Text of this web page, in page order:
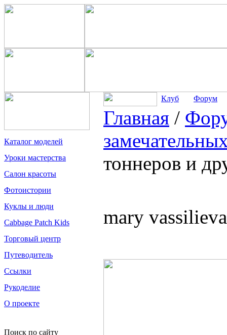
Каталог моделей
Уроки мастерства
Салон красоты
Фотоистории
Куклы и люди
Cabbage Patch Kids
Торговый центр
Путеводитель
Ссылки
Рукоделие
О проекте
Поиск по сайту
Клуб Форум
Главная /
тоннеров и
mary